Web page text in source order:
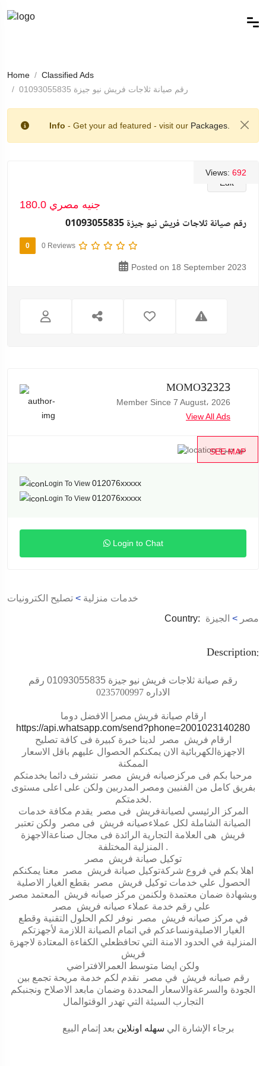
Home
Classified Ads
رقم صيانة ثلاجات فريش نيو جيزة 01093055835
Info - Get your ad featured - visit our Packages.
Edit
Views: 692
180.0 جنيه مصري
رقم صيانة ثلاجات فريش نيو جيزة 01093055835
0 0 Reviews
Posted on 18 September 2023
MOMO32323
Member Since 7 August، 2026
View All Ads
SEE MAP
نيو جيزة
Login To View 012076xxxxx
Login To View 012076xxxxx
Login to Chat
خدمات منزلية > تصليح الكترونيات
Country:
مصر > الجيزة
Description:
رقم صيانة ثلاجات فريش نيو جيزة 01093055835 رقم
الاداره 0235700997
ارقام صيانة فريش مصر| الافضل دوما
https://api.whatsapp.com/send?phone=2001023140280
ارقام فريش مصر لدينا خبرة كبيرة فى كافة تصليح
الاجهزةالكهربائية الان يمكنكم الحصوال عليهم باقل الاسعار
الممكنة
مرحبا بكم فى مركزصيانه فريش مصر نتشرف دائما بخدمتكم
بفريق كامل من الفنيين ومصر المدربين ولكن على اعلى مستوى
لخدمتكم.
المركز الرئيسي لصيانةفريش فى مصر يقدم مكافة خدمات
الصيانة الشاملة لكل عملاءصيانه فريش فى مصر ولكن تعتبر
فريش هى العلامة التجارية الرائدة فى مجال صناعةالاجهزة
المنزلية المختلفة .
توكيل صيانة فريش مصر
اهلا بكم في فروع شركةتوكيل صيانة فريش مصر معنا يمكنكم
الحصول علي خدمات توكيل فريش مصر بقطع الغيار الاصلية
وبشهادة ضمان معتمدة ولكنمن مركز صيانه فريش المعتمد مصر
علي رقم خدمة عملاء صيانه فريش مصر
في مركز صيانه فريش مصر نوفر لكم الحلول التقنية وقطع
الغيار الاصليةونساعدكم في اتمام الصيانة اللازمة لأجهزتكم
المنزلية في الحدود الامنة التي تحافظعلي الكفاءة المعتادة لاجهزة
فريش
ولكن ايضا متوسط العمرالافتراضي
رقم صيانه فريش في مصر نقدم لكم خدمة مريحة تجمع بين
الجودة والسرعةوالاسعار المحددة وضمان مابعد الاصلاح ونجنبكم
التجارب السيئة التي تهدر الوقتوالمال
برجاء الإشارة الي سهله اونلاين بعد إتمام البيع